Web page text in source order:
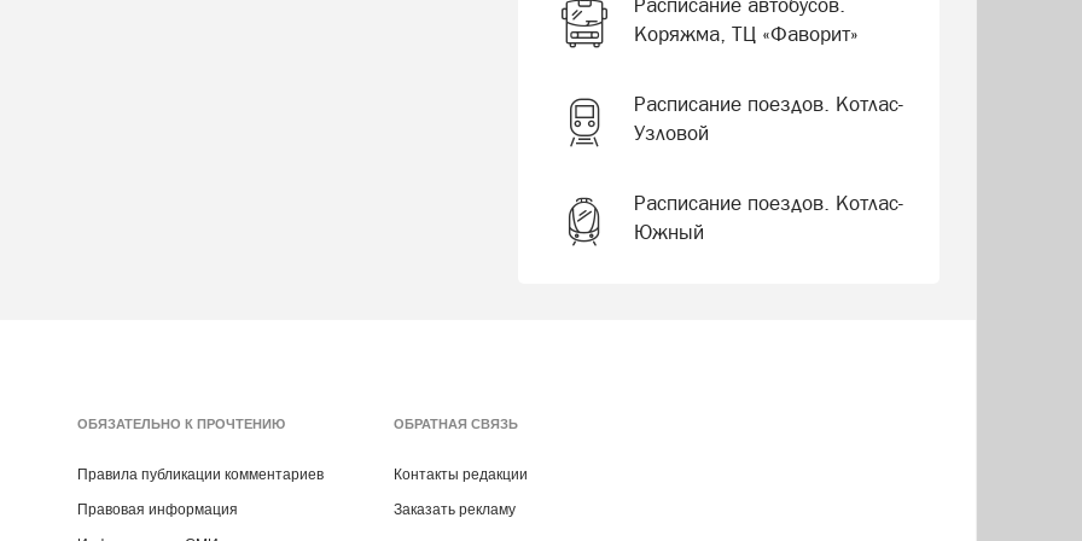
Коряжма, ТЦ «Фаворит»
Расписание поездов. Котлас-
Узловой
Расписание поездов. Котлас-
Южный
ОБЯЗАТЕЛЬНО К ПРОЧТЕНИЮ
Правила публикации комментариев
Правовая информация
ОБРАТНАЯ СВЯЗЬ
Контакты редакции
Заказать рекламу